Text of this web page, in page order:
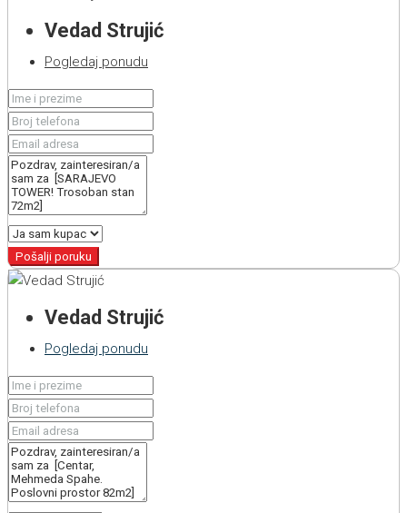
Vedad Strujić
Pogledaj ponudu
Pošalji poruku
Vedad Strujić
Pogledaj ponudu